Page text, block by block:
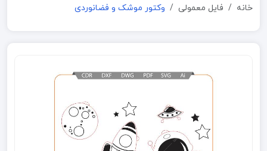
خانه فایل معمولی وکتور موشک و فضانوردی